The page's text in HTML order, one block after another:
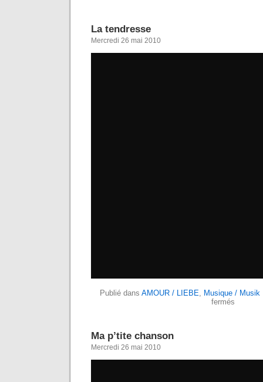
La tendresse
Mercredi 26 mai 2010
Publié dans AMOUR / LIEBE, Musique / Musik
fermés
Ma p’tite chanson
Mercredi 26 mai 2010